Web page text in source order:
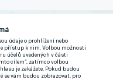
údaje o prohlížení nebo
přístup k nim. Volbou možnosti
účelů uvedených v části
cílem“, zatímco volbou
je zakážete. Pokud budou
se vám budou zobrazovat, pro